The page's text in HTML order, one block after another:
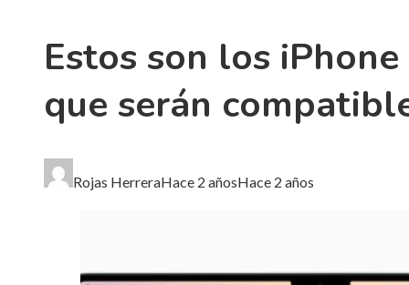
Estos son los iPhone
que serán
Rojas HerreraHace 2 añosHace 2 años